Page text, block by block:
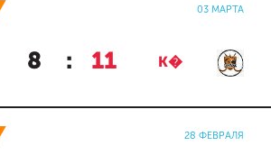
03 МАРТА
8 : 11 К�
28 ФЕВРАЛЯ